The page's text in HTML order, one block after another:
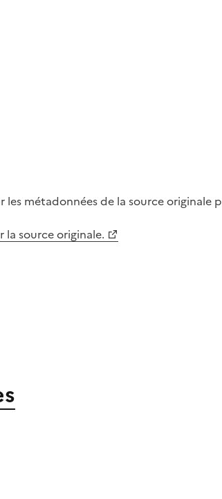
métadonnées de la source
la source originale.